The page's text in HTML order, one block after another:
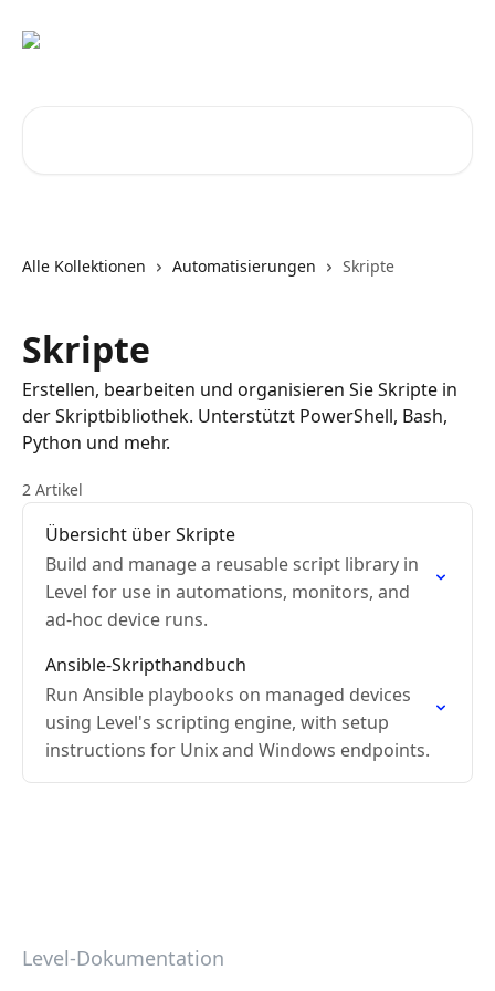
Alle Kollektionen Automatisierungen Skripte
Skripte
Erstellen, bearbeiten und organisieren Sie Skripte in
der Skriptbibliothek. Unterstützt PowerShell, Bash,
Python und mehr.
2 Artikel
Übersicht über Skripte
Build and manage a reusable script library in
Level for use in automations, monitors, and
ad-hoc device runs.
Ansible-Skripthandbuch
Run Ansible playbooks on managed devices
using Level's scripting engine, with setup
instructions for Unix and Windows endpoints.
Level-Dokumentation